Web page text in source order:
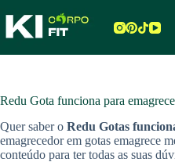
para
Redu Gota funciona para
Quer saber o Redu Gotas
emagrecedor em gotas emagrece
conteúdo para ter todas as suas